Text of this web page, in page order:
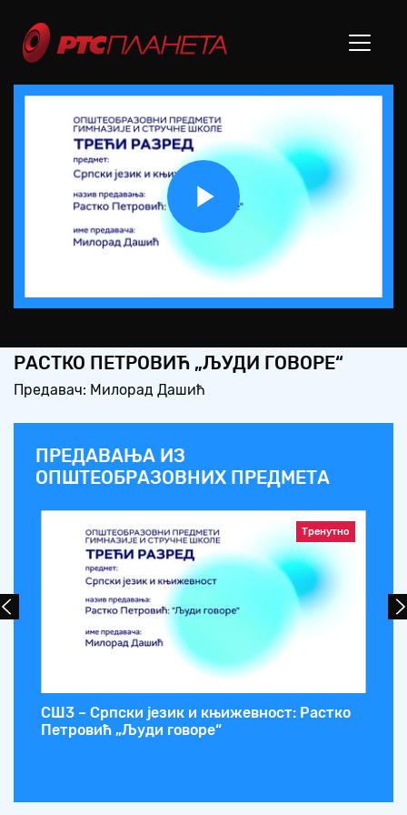
Play
Video
РАСТКО ПЕТРОВИЋ „ЉУДИ ГОВОРЕ“
Предавач: Милорад Дашић
ПРЕДАВАЊА ИЗ
ОПШТЕОБРАЗОВНИХ ПРЕДМЕТА
Тренутно
СШ3 – Српски језик и књижевност: Растко
Петровић „Људи говоре“